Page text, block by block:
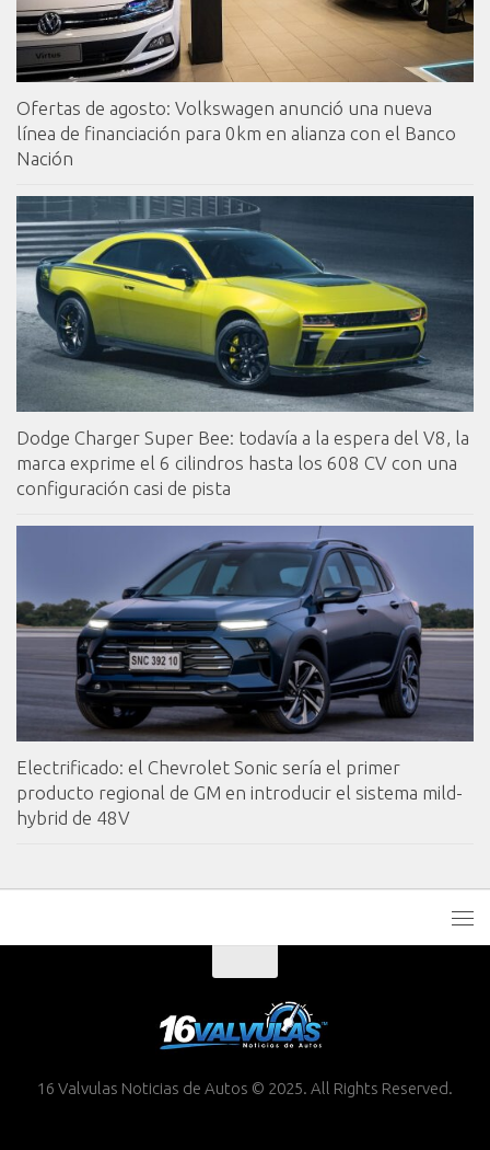
Ofertas de agosto: Volkswagen anunció una nueva
línea de financiación para 0km en alianza con el Banco
Nación
Dodge Charger Super Bee: todavía a la espera del V8, la
marca exprime el 6 cilindros hasta los 608 CV con una
configuración casi de pista
Electrificado: el Chevrolet Sonic sería el primer
producto regional de GM en introducir el sistema mild-
hybrid de 48V
16 Valvulas Noticias de Autos © 2025. All Rights Reserved.